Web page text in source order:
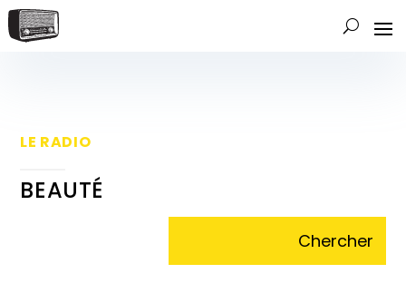
LE RADIO
BEAUTÉ